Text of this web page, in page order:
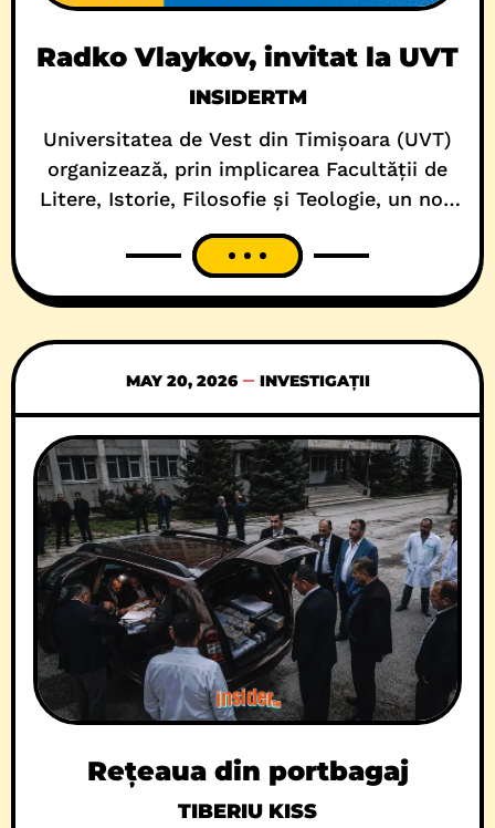
Radko Vlaykov, invitat la UVT
INSIDERTM
Universitatea de Vest din Timișoara (UVT)
organizează, prin implicarea Facultății de
Litere, Istorie, Filosofie și Teologie, un nou
eveniment din seria „Ambasadori în dialog
@UVT”, avându-l ca invitat pe Excelența Sa
loc în data de 22 mai 2026, de la ora 11:30,
în Amfiteatrul A01 al UVT.Întâlnirea
MAY 20, 2026 INVESTIGAȚII
Rețeaua din portbagaj
TIBERIU KISS